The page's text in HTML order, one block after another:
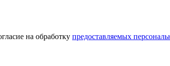
на обработку предоставляемых